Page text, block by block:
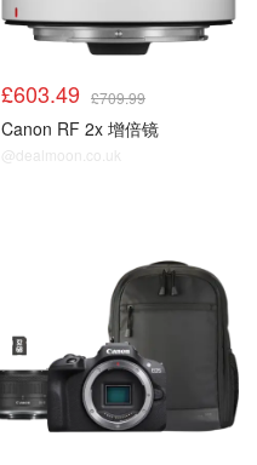
£603.49 £709.99
Canon RF 2x 增倍镜
@dealmoon.co.uk